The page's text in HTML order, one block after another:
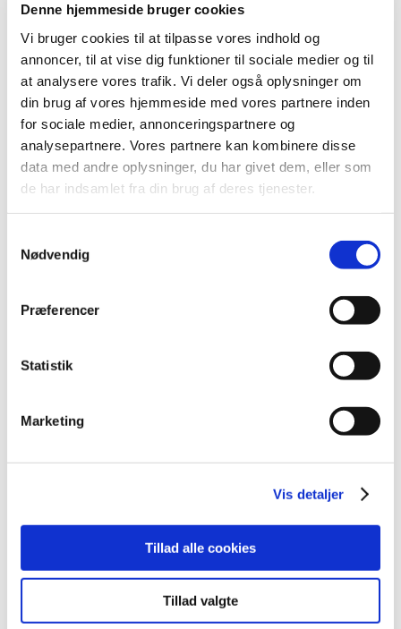
Denne hjemmeside bruger cookies
Vi bruger cookies til at tilpasse vores indhold og
annoncer, til at vise dig funktioner til sociale medier og til
at analysere vores trafik. Vi deler også oplysninger om
din brug af vores hjemmeside med vores partnere inden
for sociale medier, annonceringspartnere og
analysepartnere. Vores partnere kan kombinere disse
data med andre oplysninger, du har givet dem, eller som
de har indsamlet fra din brug af deres tjenester.
Nødvendig
Præferencer
Statistik
Marketing
Vis detaljer
Tillad alle cookies
Tillad valgte
om at modtage bioækvivalensdata i CDISC-format På
Ansøgning om tilføjelse af ny substans på
listen over lægemidler, der kan indgå i
Pilotprojektet med engelsksprogede, fælles
nordiske pakninger
|5. februar 2025|
Ansøgningsproces for virksomheder
|3. februar 2025
2025 (158)
september (23)
juli (11)
maj (11)